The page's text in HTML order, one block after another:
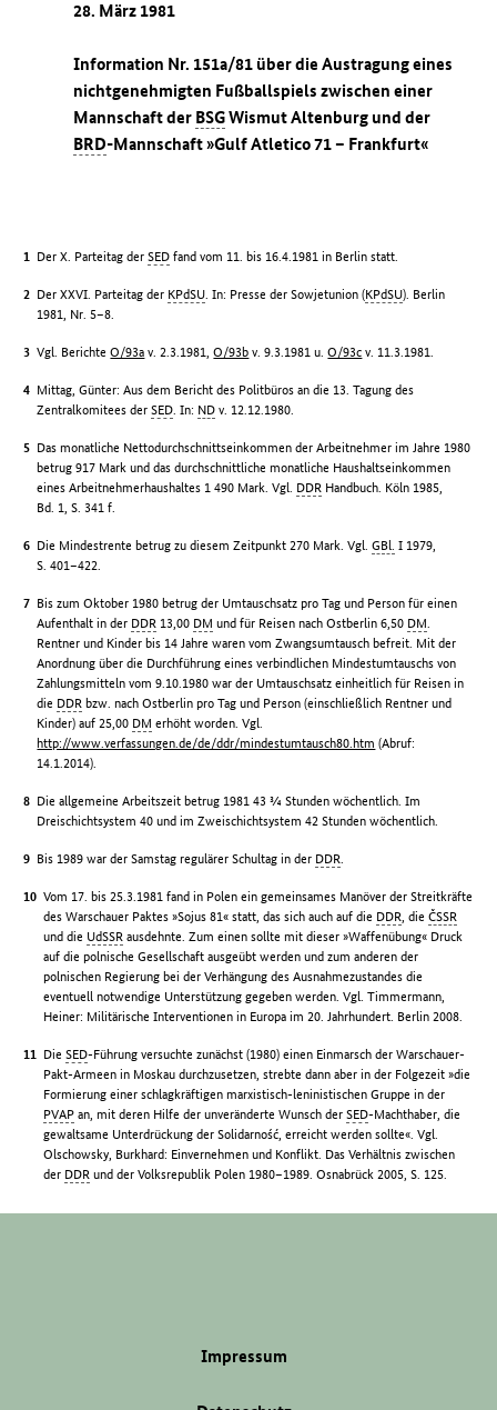
28. März 1981
Information Nr. 151a/81 über die Austragung eines
nichtgenehmigten Fußballspiels zwischen einer
Mannschaft der BSGWismut Altenburg und der
BRD-Mannschaft »Gulf Atletico 71 – Frankfurt«
Der X. Parteitag derSED fand vom 11. bis 16.4.1981 in Berlin statt.
Der XXVI. Parteitag der KPdSU. In: Presse der Sowjetunion (KPdSU). Berlin
1981, Nr. 5–8.
Vgl. BerichteO/93a v. 2.3.1981,O/93b v. 9.3.1981 u.O/93c v. 11.3.1981.
Mittag, Günter: Aus dem Bericht des Politbüros an die 13. Tagung des
Zentralkomitees derSED. In: ND v. 12.12.1980.
Das monatliche Nettodurchschnittseinkommen der Arbeitnehmer im Jahre 1980
betrug 917 Mark und das durchschnittliche monatliche Haushaltseinkommen
eines Arbeitnehmerhaushaltes 1 490 Mark. Vgl. DDR Handbuch. Köln 1985,
Bd. 1, S. 341 f.
Die Mindestrente betrug zu diesem Zeitpunkt 270 Mark. Vgl.GBl. I 1979,
S. 401–422.
Bis zum Oktober 1980 betrug der Umtauschsatz pro Tag und Person für einen
Aufenthalt in der DDR 13,00 DM und für Reisen nach Ostberlin 6,50 DM.
Rentner und Kinder bis 14 Jahre waren vom Zwangsumtausch befreit. Mit der
Anordnung über die Durchführung eines verbindlichen Mindestumtauschs von
Zahlungsmitteln vom 9.10.1980 war der Umtauschsatz einheitlich für Reisen in
die DDR bzw. nach Ostberlin pro Tag und Person (einschließlich Rentner und
Kinder) auf 25,00 DM erhöht worden. Vgl.
http://www.verfassungen.de/de/ddr/mindestumtausch80.htm (Abruf:
14.1.2014).
Die allgemeine Arbeitszeit betrug 1981 43 ¾ Stunden wöchentlich. Im
Dreischichtsystem 40 und im Zweischichtsystem 42 Stunden wöchentlich.
Bis 1989 war der Samstag regulärer Schultag in der DDR.
Vom 17. bis 25.3.1981 fand in Polen ein gemeinsames Manöver der Streitkräfte
des Warschauer Paktes »Sojus 81« statt, das sich auch auf die DDR, dieČSSR
und die UdSSR ausdehnte. Zum einen sollte mit dieser »Waffenübung« Druck
auf die polnische Gesellschaft ausgeübt werden und zum anderen der
polnischen Regierung bei der Verhängung des Ausnahmezustandes die
eventuell notwendige Unterstützung gegeben werden. Vgl. Timmermann,
Heiner: Militärische Interventionen in Europa im 20. Jahrhundert. Berlin 2008.
DieSED-Führung versuchte zunächst (1980) einen Einmarsch der Warschauer-
Pakt-Armeen in Moskau durchzusetzen, strebte dann aber in der Folgezeit »die
Formierung einer schlagkräftigen marxistisch-leninistischen Gruppe in der
PVAP an, mit deren Hilfe der unveränderte Wunsch derSED-Machthaber, die
gewaltsame Unterdrückung der Solidarność, erreicht werden sollte«. Vgl.
Olschowsky, Burkhard: Einvernehmen und Konflikt. Das Verhältnis zwischen
der DDR und der Volksrepublik Polen 1980–1989. Osnabrück 2005, S. 125.
Impressum